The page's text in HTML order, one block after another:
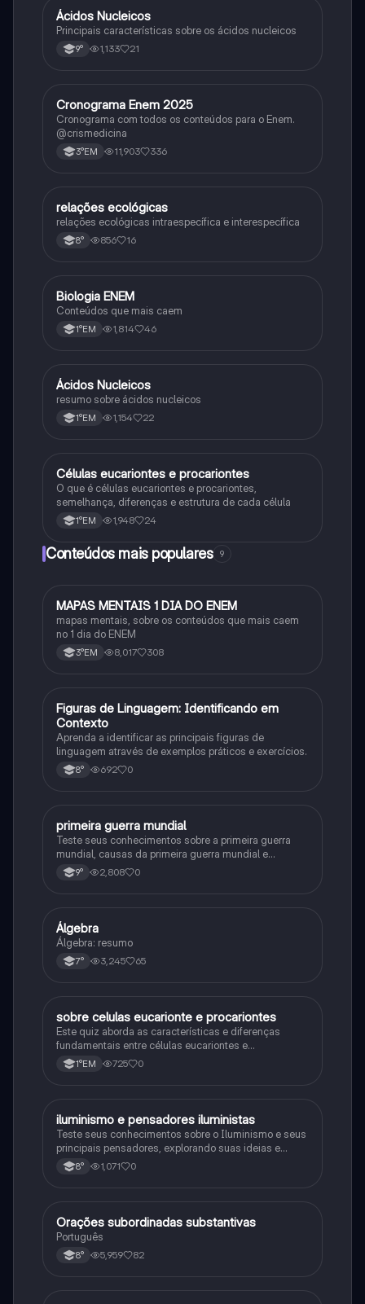
Biologia
Ácidos Nucleicos
Principais características sobre os ácidos nucleicos
9° 1,133 21
Matematica
Cronograma Enem 2025
Cronograma com todos os conteúdos para o Enem.
@crismedicina
3°EM 11,903 336
Biologia
relações ecológicas
relações ecológicas intraespecífica e interespecífica
8° 856 16
Ciência
Biologia ENEM
Conteúdos que mais caem
1°EM 1,814 46
Biologia
Ácidos Nucleicos
resumo sobre ácidos nucleicos
1°EM 1,154 22
Biologia
Células eucariontes e procariontes
O que é células eucariontes e procariontes,
semelhança, diferenças e estrutura de cada célula
1°EM 1,948 24
Conteúdos mais populares 9
Português
MAPAS MENTAIS 1 DIA DO ENEM
mapas mentais, sobre os conteúdos que mais caem
no 1 dia do ENEM
3°EM 8,017 308
FPortuguês
Figuras de Linguagem: Identificando em
Contexto
Aprenda a identificar as principais figuras de
linguagem através de exemplos práticos e exercícios.
8° 692 0
História
primeira guerra mundial
Teste seus conhecimentos sobre a primeira guerra
mundial, causas da primeira guerra mundial e
consequências da Primeira Guerra Mundial, fases da
primeira guerra mundial
9° 2,808 0
Matematica
Álgebra
Álgebra: resumo
7° 3,245 65
Biologia
sobre celulas eucarionte e procariontes
Este quiz aborda as características e diferenças
fundamentais entre células eucariontes e
procariontes.
1°EM 725 0
História
iluminismo e pensadores iluministas
Teste seus conhecimentos sobre o Iluminismo e seus
principais pensadores, explorando suas ideias e
impacto histórico.
8° 1,071 0
Português
Orações subordinadas substantivas
Português
8° 5,959 82